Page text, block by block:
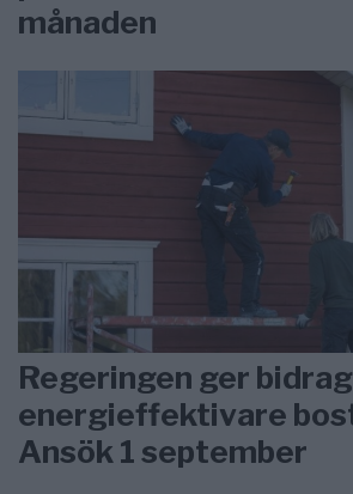
månaden
Regeringen ger
energieffektivare
Ansök 1 september